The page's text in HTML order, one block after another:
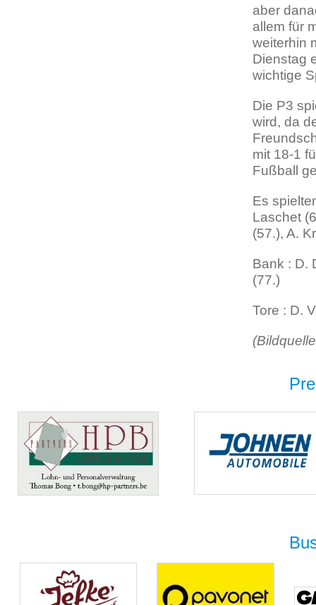
aber
allem für
weiterhin
Dienstag
wichtige
Die P3
wird, da
mit 18-1
Fußball
Es
Laschet
(57.), A.
Bank : D.
(77.)
Tore : D.